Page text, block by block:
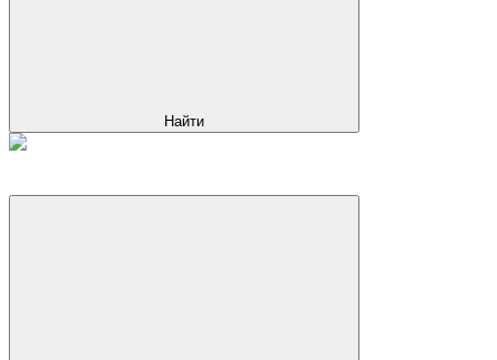
Найти